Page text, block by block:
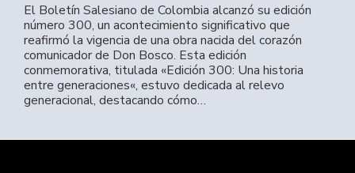
El Boletín Salesiano de Colombia alcanzó su edición
número 300, un acontecimiento significativo que
reafirmó la vigencia de una obra nacida del corazón
comunicador de Don Bosco. Esta edición
conmemorativa, titulada «Edición 300: Una historia
entre generaciones«, estuvo dedicada al relevo
generacional, destacando cómo…